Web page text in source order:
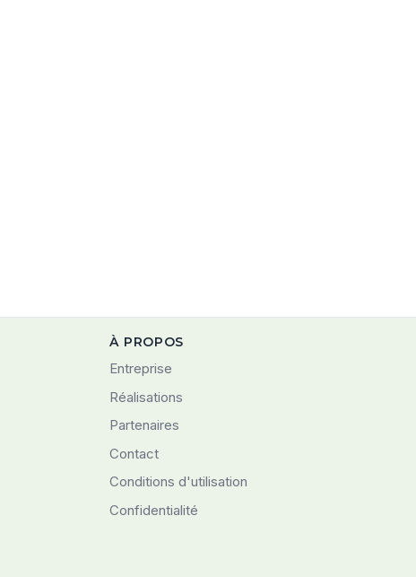
À PROPOS
Entreprise
Réalisations
Partenaires
Contact
Conditions d'utilisation
Confidentialité